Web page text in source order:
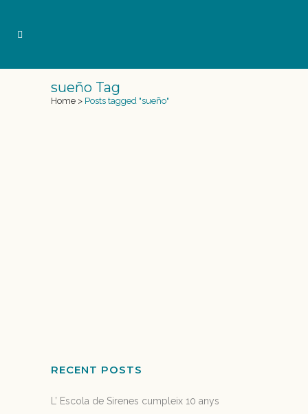
sueño Tag
Home > Posts tagged "sueño"
RECENT POSTS
L’ Escola de Sirenes cumpleix 10 anys